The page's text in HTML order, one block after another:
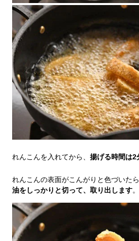
れんこんを入れてから、 揚げる時間は2
れんこんの表面がこんがりと色づいたら
油をしっかりと切って、取り出します。